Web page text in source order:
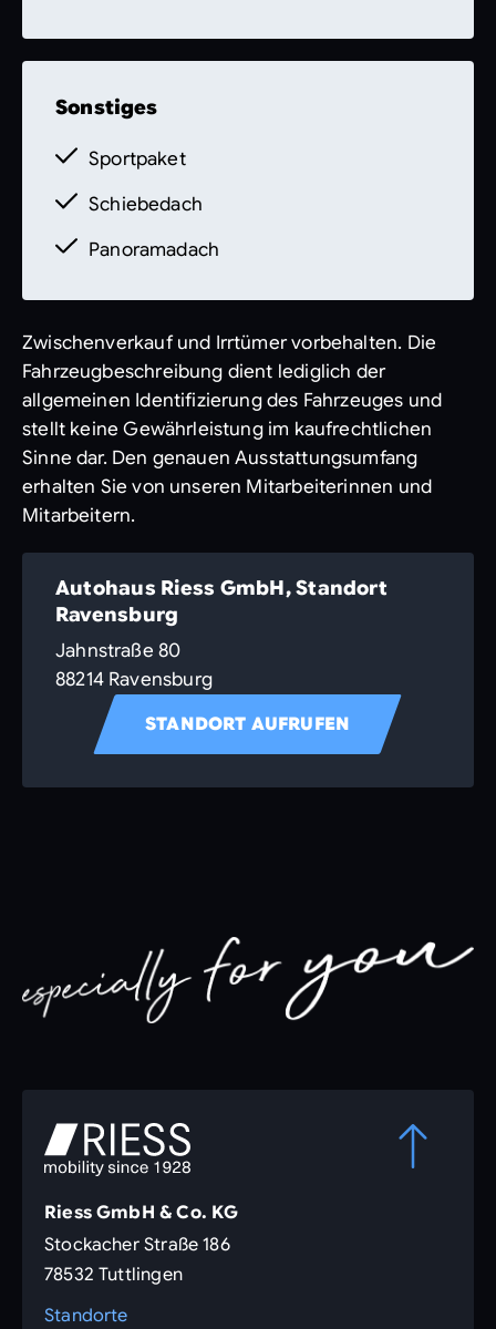
Sonstiges
Sportpaket
Schiebedach
Panoramadach
Zwischenverkauf und Irrtümer vorbehalten. Die
Fahrzeugbeschreibung dient lediglich der
allgemeinen Identifizierung des Fahrzeuges und
stellt keine Gewährleistung im kaufrechtlichen
Sinne dar. Den genauen Ausstattungsumfang
erhalten Sie von unseren Mitarbeiterinnen und
Mitarbeitern.
Autohaus Riess GmbH, Standort
Ravensburg
Jahnstraße 80
88214 Ravensburg
STANDORT AUFRUFEN
Riess GmbH & Co. KG
Stockacher Straße 186
78532 Tuttlingen
Standorte